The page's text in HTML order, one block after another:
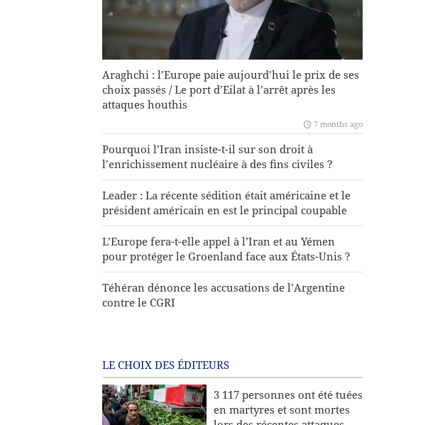
Araghchi : l’Europe paie aujourd’hui le prix de ses
choix passés / Le port d’Eilat à l’arrêt après les
attaques houthis
7 months ago
Pourquoi l’Iran insiste-t-il sur son droit à
l’enrichissement nucléaire à des fins civiles ?
Leader : La récente sédition était américaine et le
président américain en est le principal coupable
L’Europe fera-t-elle appel à l’Iran et au Yémen
pour protéger le Groenland face aux États-Unis ?
Téhéran dénonce les accusations de l’Argentine
contre le CGRI
LE CHOIX DES ÉDITEURS
3 117 personnes ont été tuées
en martyres et sont mortes